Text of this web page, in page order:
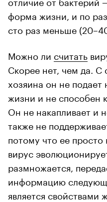
форма жизни, и по
сто раз меньше
Можно ли считать
Скорее нет, чем да.
хозяина он не подает
жизни и не способен
Он не накапливает и
также не
потому что ее
вирус
размножается,
информацию
является свойствами